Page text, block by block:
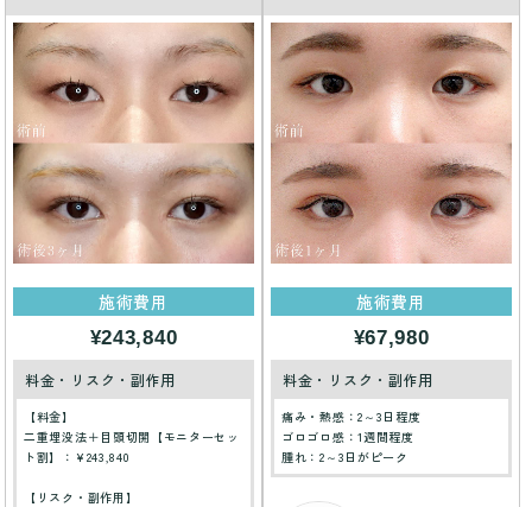
施術費用
¥243,840
料金・リスク・副作用
【料金】
二重埋没法＋目頭切開【モニターセッ
ト割】：¥243,840
【リスク・副作用】
施術費用
¥67,980
料金・リスク・副作用
痛み・熱感：2～3日程度
ゴロゴロ感：1週間程度
腫れ：2～3日がピーク